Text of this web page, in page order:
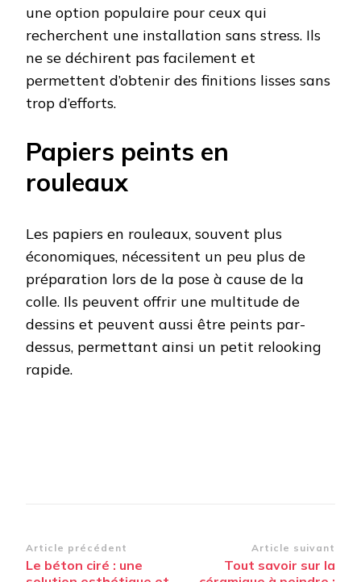
une option populaire pour ceux qui
recherchent une installation sans stress. Ils
ne se déchirent pas facilement et
permettent d’obtenir des finitions lisses sans
trop d’efforts.
Papiers peints en
rouleaux
Les papiers en rouleaux, souvent plus
économiques, nécessitent un peu plus de
préparation lors de la pose à cause de la
colle. Ils peuvent offrir une multitude de
dessins et peuvent aussi être peints par-
dessus, permettant ainsi un petit relooking
rapide.
Navigation
d’article
Article précédent
Le béton ciré : une
Article suivant
Tout savoir sur la